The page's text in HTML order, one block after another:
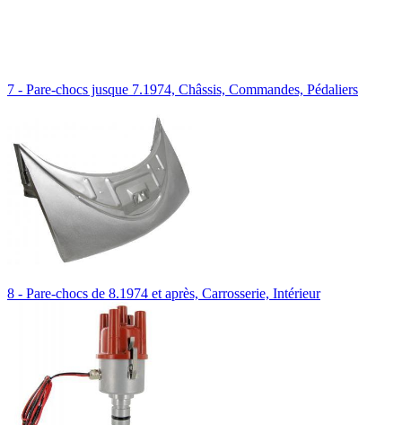
7 - Pare-chocs jusque 7.1974, Châssis, Commandes, Pédaliers
8 - Pare-chocs de 8.1974 et après, Carrosserie, Intérieur